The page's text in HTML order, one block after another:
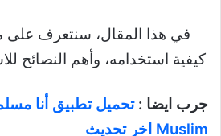
في هذا المقال، سنتعرف على
كيفية استخدامه، وأهم النصائح
جرب ايضا :
Muslim اخر تحديث